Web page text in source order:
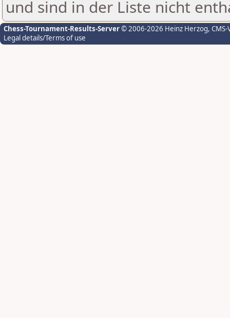
und sind in der Liste nicht
Chess-Tournament-Results-Server© 2006-2026 Heinz Herzog,
Legal details/Terms of use